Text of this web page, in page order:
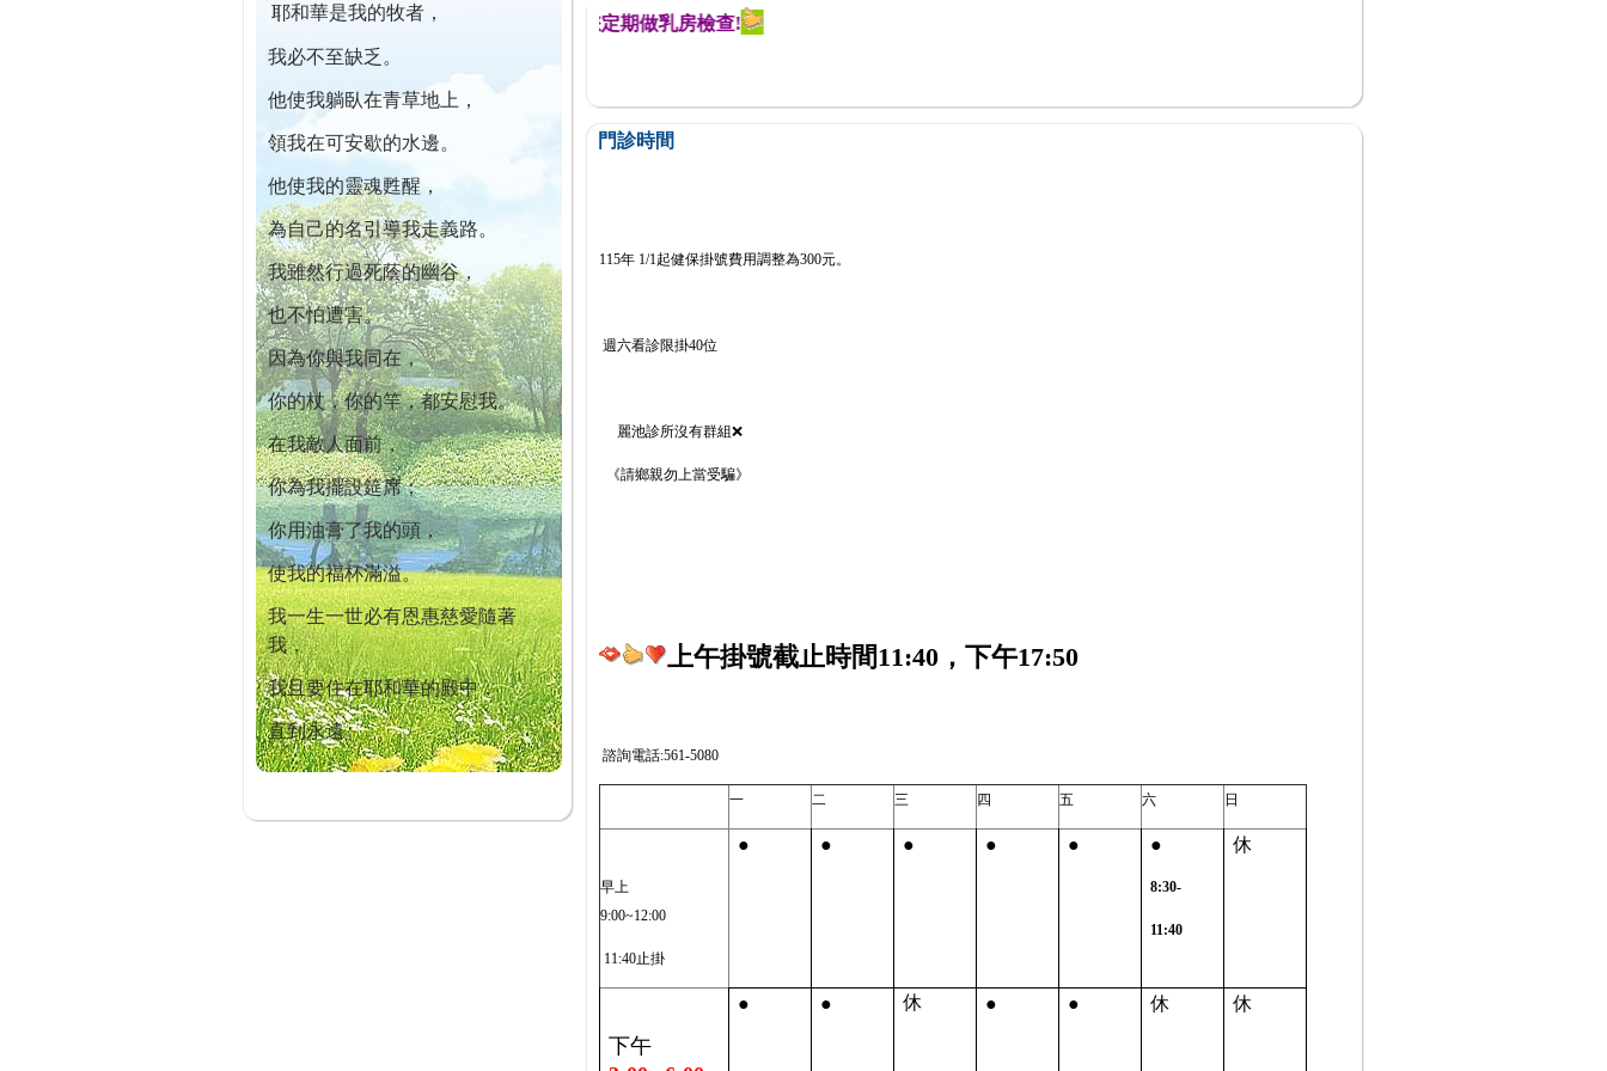
耶和華是我的牧者，
我必不至缺乏。
他使我躺臥在青草地上，
領我在可安歇的水邊。
他使我的靈魂甦醒，
為自己的名引導我走義路。
我雖然行過死蔭的幽谷，
也不怕遭害。
因為你與我同在，
你的杖，你的竿，都安慰我。
在我敵人面前，
你為我擺設筵席；
你用油膏了我的頭，
使我的福杯滿溢。
我一生一世必有恩惠慈愛隨著
我，
我且要住在耶和華的殿中，
直到永遠。
本院自開幕迄今已篩檢出1700位乳癌患者,提醒您定期做乳房檢查!
門診時間
115年 1/1起健保掛號費用調整為300元。
週六看診限掛40位
麗池診所沒有群組❌
《請鄉親勿上當受騙》
上午掛號截止時間11:40，下午17:50
諮詢電話:561-5080
一 二 三 四 五 六 日
早上
9:00~12:00
11:40止掛
● ● ● ● ● ●
8:30-
11:40
休
下午
● ● 休 ● ● 休 休